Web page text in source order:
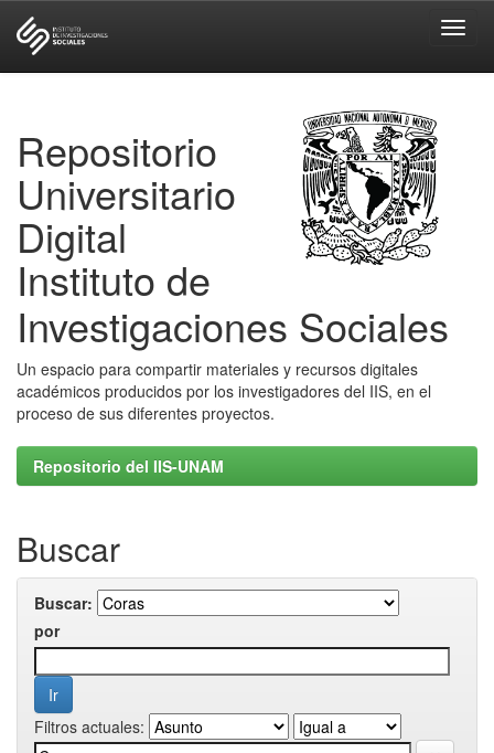
Repositorio
Universitario
Digital
Instituto de
Investigaciones Sociales
Un espacio para compartir materiales y recursos digitales
académicos producidos por los investigadores del IIS, en el
proceso de sus diferentes proyectos.
Repositorio del IIS-UNAM
Buscar
Buscar:
por
Filtros actuales: